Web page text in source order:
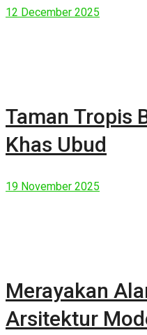
12 December 2025
Taman Tropis
Khas Ubud
19 November 2025
Merayakan
Arsitektur